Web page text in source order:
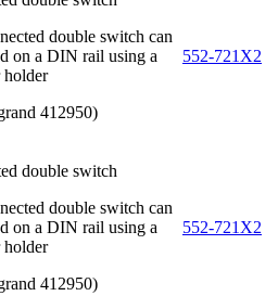
double switch can
on a DIN rail using a
holder
412950)
552-721X2
double switch
double switch can
on a DIN rail using a
holder
412950)
552-721X2